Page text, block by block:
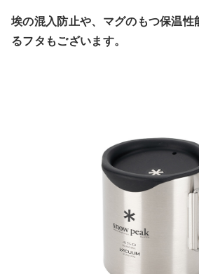
埃の混入防止や、マグのもつ保温性
るフタもございます。